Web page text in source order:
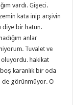
vardı. Gişeci.
kata inip arşivin
diye bir hatun.
anlar
Tuvalet ve
oluyordu. hakikat
karanlık bir oda
de görünmüyor. O